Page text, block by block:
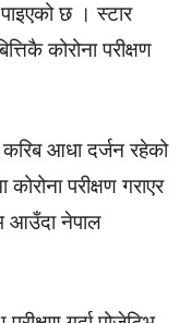
छ । स्टार
कोरोना परीक्षण
करिब आधा दर्जन रहेको
परीक्षण गराएर
आउँदा नेपाल